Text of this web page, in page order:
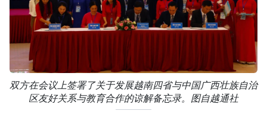
双方在会议上签署了关于发展越南四省与中国广西壮族自治
区友好关系与教育合作的谅解备忘录。图自越通社